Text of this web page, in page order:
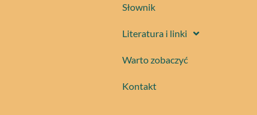
Słownik
Literatura i linki
Warto zobaczyć
Kontakt